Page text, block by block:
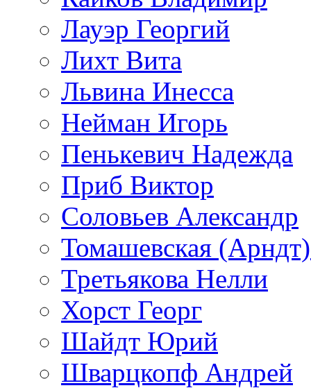
Лауэр Георгий
Лихт Вита
Львина Инесса
Нейман Игорь
Пенькевич Надежда
Приб Виктор
Соловьев Александр
Томашевская
Третьякова Нелли
Хорст Георг
Шайдт Юрий
Шварцкопф Андрей